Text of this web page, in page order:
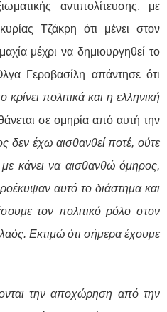
αντιπολίτευσης, με
Τζάκρη ότι μένει στον
μέχρι να δημιουργηθεί το
Γεροβασίλη απάντησε ότι
κρίνει πολιτικά και η ελληνική
σε ομηρία από αυτή την
δεν έχω αισθανθεί ποτέ, ούτε
κάνει να αισθανθώ όμηρος,
αυτό το διάστημα και
τον πολιτικό ρόλο στον
Εκτιμώ ότι σήμερα έχουμε
την αποχώρηση από την